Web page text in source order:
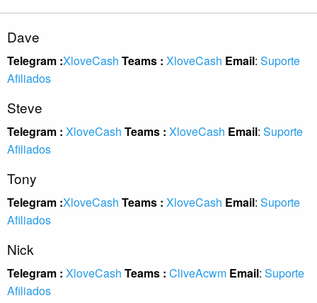
Dave
Telegram :XloveCash Teams : XloveCash Email: Suporte
Afiliados
Steve
Telegram : XloveCash Teams : XloveCash Email: Suporte
Afiliados
Tony
Telegram :XloveCash Teams : XloveCash Email: Suporte
Afiliados
Nick
Telegram : XloveCash Teams : CliveAcwm Email: Suporte
Afiliados